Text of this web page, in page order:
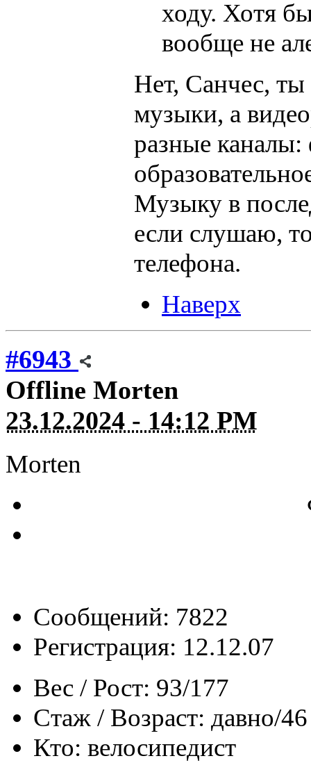
ходу. Хотя
вообще не
Нет, Санчес,
музыки, а
разные
Музыку в
если слушаю,
телефона.
Наверх
#6943
Offline Morten
23.12.2024 - 14:12 PM
Morten
Сообщений: 7822
Регистрация: 12.12.07
Вес / Рост: 93/177
Стаж / Возраст: давно/46
Кто: велосипедист